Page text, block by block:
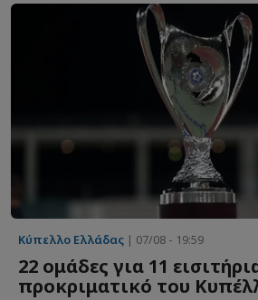
Κύπελλο Ελλάδας | 07/08 - 19:59
22 ομάδες για 11
προκριματικό του